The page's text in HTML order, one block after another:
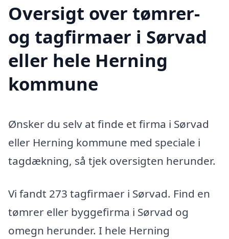
Oversigt over tømrer-
og tagfirmaer i Sørvad
eller hele Herning
kommune
Ønsker du selv at finde et firma i Sørvad
eller Herning kommune med speciale i
tagdækning, så tjek oversigten herunder.
Vi fandt 273 tagfirmaer i Sørvad. Find en
tømrer eller byggefirma i Sørvad og
omegn herunder. I hele Herning